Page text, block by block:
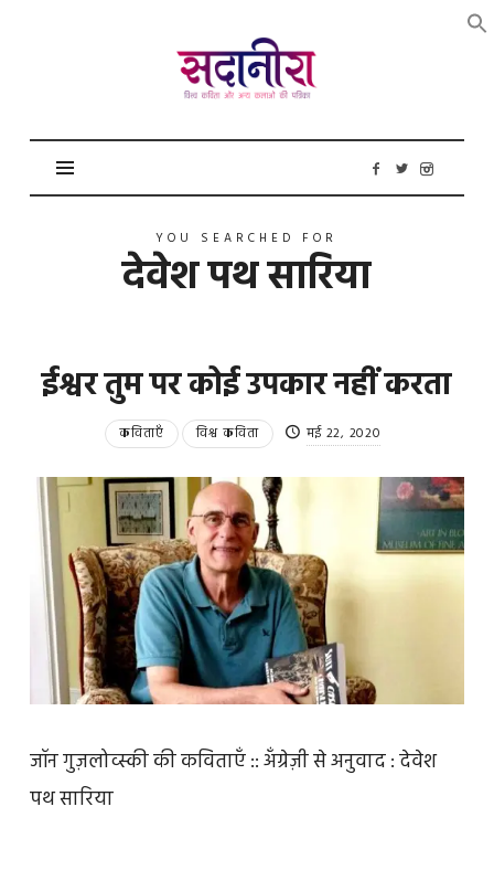
सदानीरा
YOU SEARCHED FOR
देवेश पथ सारिया
ईश्वर तुम पर कोई उपकार नहीं करता
कविताएँ विश्व कविता मई 22, 2020
जॉन गुज़लोव्स्की की कविताएँ :: अँग्रेज़ी से अनुवाद : देवेश
पथ सारिया